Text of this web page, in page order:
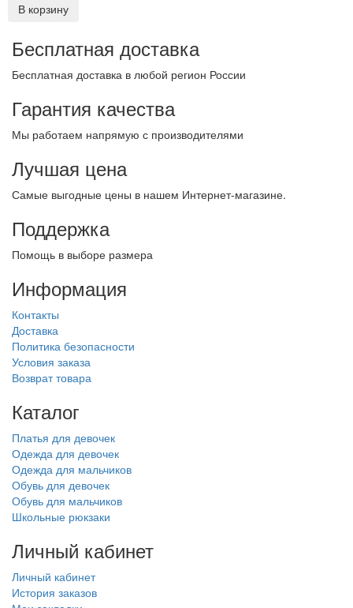
В корзину
Бесплатная доставка
Бесплатная доставка в любой регион России
Гарантия качества
Мы работаем напрямую с производителями
Лучшая цена
Самые выгодные цены в нашем Интернет-магазине.
Поддержка
Помощь в выборе размера
Информация
Контакты
Доставка
Политика безопасности
Условия заказа
Возврат товара
Каталог
Платья для девочек
Одежда для девочек
Одежда для мальчиков
Обувь для девочек
Обувь для мальчиков
Школьные рюкзаки
Личный кабинет
Личный кабинет
История заказов